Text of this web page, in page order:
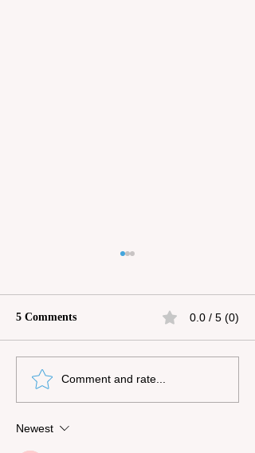
Mrs. Fleta Mae Sanders
5 Comments 0.0 / 5 (0)
Comment and rate...
Newest